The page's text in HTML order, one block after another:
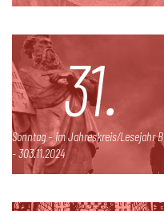
31.
Sonntag – im Jahreskreis/Lesejahr B
- 303.11.2024